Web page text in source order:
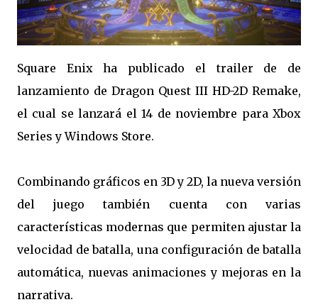
Square Enix ha publicado el trailer de de
lanzamiento de Dragon Quest III HD-2D Remake,
el cual se lanzará el 14 de noviembre para Xbox
Series y Windows Store.
Combinando gráficos en 3D y 2D, la nueva versión
del juego también cuenta con varias
características modernas que permiten ajustar la
velocidad de batalla, una configuración de batalla
automática, nuevas animaciones y mejoras en la
narrativa.